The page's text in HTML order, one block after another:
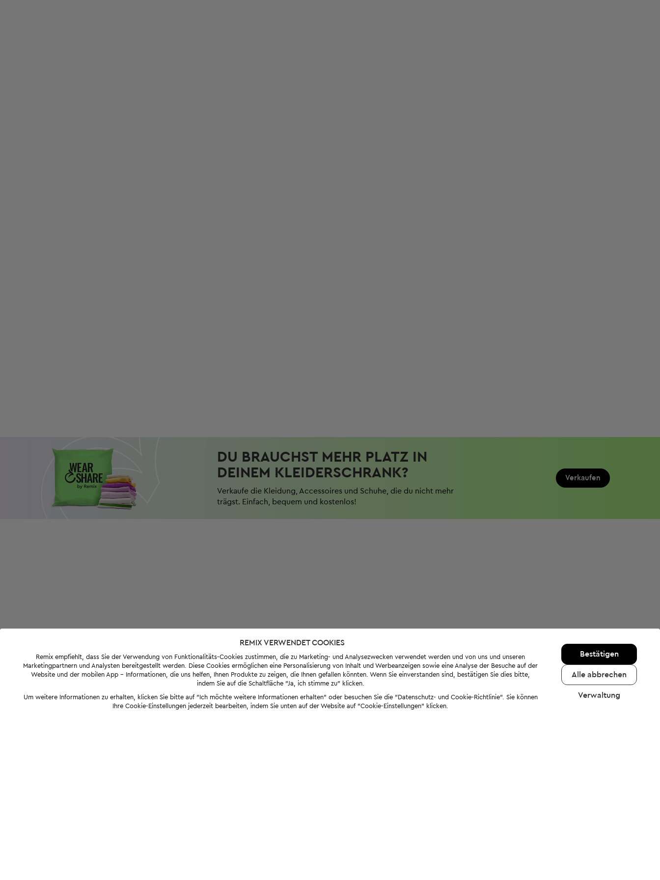
DU BRAUCHST MEHR PLATZ IN
DEINEM KLEIDERSCHRANK?
Verkaufe die Kleidung, Accessoires und Schuhe, die du nicht mehr
trägst. Einfach, bequem und kostenlos!
Verkaufen
REMIX VERWENDET COOKIES
Remix empfiehlt, dass Sie der Verwendung von Funktionalitäts-Cookies zustimmen, die zu Marketing- und Analysezwecken verwendet werden und von uns und unseren
Marketingpartnern und Analysten bereitgestellt werden. Diese Cookies ermöglichen eine Personalisierung von Inhalt und Werbeanzeigen sowie eine Analyse der Besuche auf der
Website und der mobilen App - Informationen, die uns helfen, Ihnen Produkte zu zeigen, die Ihnen gefallen könnten. Wenn Sie einverstanden sind, bestätigen Sie dies bitte,
indem Sie auf die Schaltfläche "Ja, ich stimme zu" klicken.
Um weitere Informationen zu erhalten, klicken Sie bitte auf "Ich möchte weitere Informationen erhalten" oder besuchen Sie die "Datenschutz- und Cookie-Richtlinie". Sie können
Ihre Cookie-Einstellungen jederzeit bearbeiten, indem Sie unten auf der Website auf "Cookie-Einstellungen" klicken.
Bestätigen
Alle abbrechen
Verwaltung